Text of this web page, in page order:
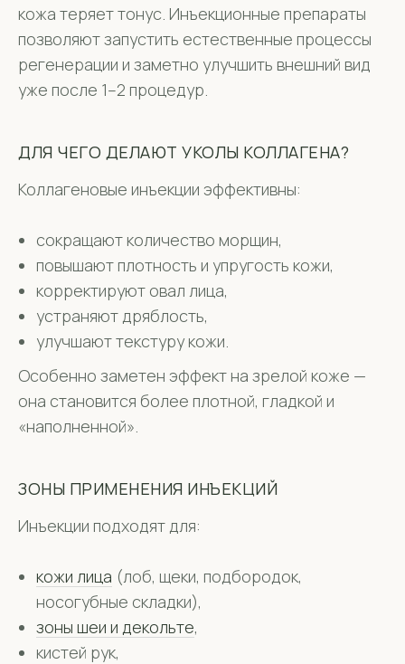
кожа теряет тонус. Инъекционные препараты
позволяют запустить естественные процессы
регенерации и заметно улучшить внешний вид
уже после 1–2 процедур.
ДЛЯ ЧЕГО ДЕЛАЮТ УКОЛЫ КОЛЛАГЕНА?
Коллагеновые инъекции эффективны:
сокращают количество морщин,
повышают плотность и упругость кожи,
корректируют овал лица,
устраняют дряблость,
улучшают текстуру кожи.
Особенно заметен эффект на зрелой коже —
она становится более плотной, гладкой и
«наполненной».
ЗОНЫ ПРИМЕНЕНИЯ ИНЪЕКЦИЙ
Инъекции подходят для:
кожи лица (лоб, щеки, подбородок,
носогубные складки),
зоны шеи и декольте,
кистей рук,